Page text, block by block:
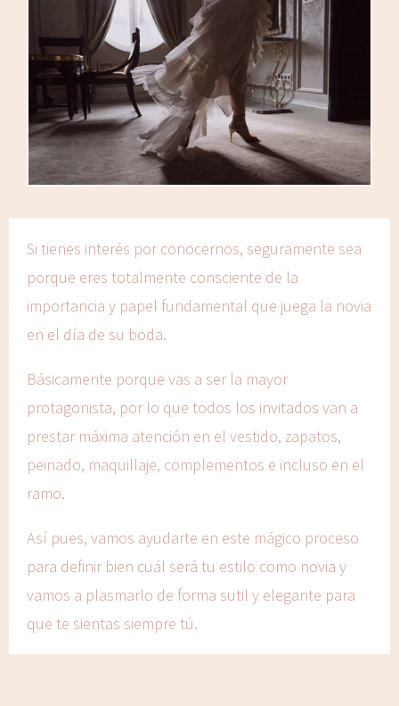
Si tienes interés por conocernos, seguramente sea
porque eres totalmente consciente de la
importancia y papel fundamental que juega la novia
en el día de su boda.
Básicamente porque vas a ser la mayor
protagonista, por lo que todos los invitados van a
prestar máxima atención en el vestido, zapatos,
peinado, maquillaje, complementos e incluso en el
ramo.
Así pues, vamos ayudarte en este mágico proceso
para definir bien cuál será tu estilo como novia y
vamos a plasmarlo de forma sutil y elegante para
que te sientas siempre tú.